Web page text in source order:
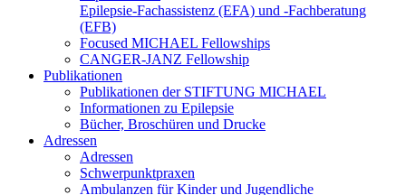
Epilepsie-Fachassistenz (EFA) und -Fachberatung
(EFB)
Focused MICHAEL Fellowships
CANGER-JANZ Fellowship
Publikationen
Publikationen der STIFTUNG MICHAEL
Informationen zu Epilepsie
Bücher, Broschüren und Drucke
Adressen
Adressen
Schwerpunktpraxen
Ambulanzen für Kinder und Jugendliche